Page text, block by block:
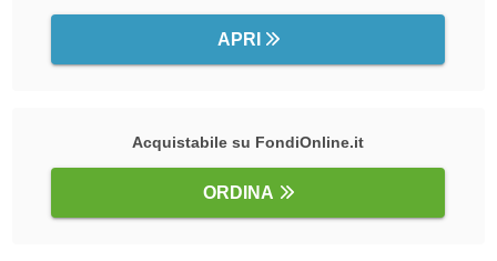
APRI
Acquistabile su FondiOnline.it
ORDINA